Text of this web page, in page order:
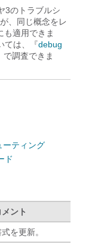
3のトラブルシ
、同じ概念をレ
も適用できま
ては、『debug
で調査できま
ーティング
ド
メント
を更新。